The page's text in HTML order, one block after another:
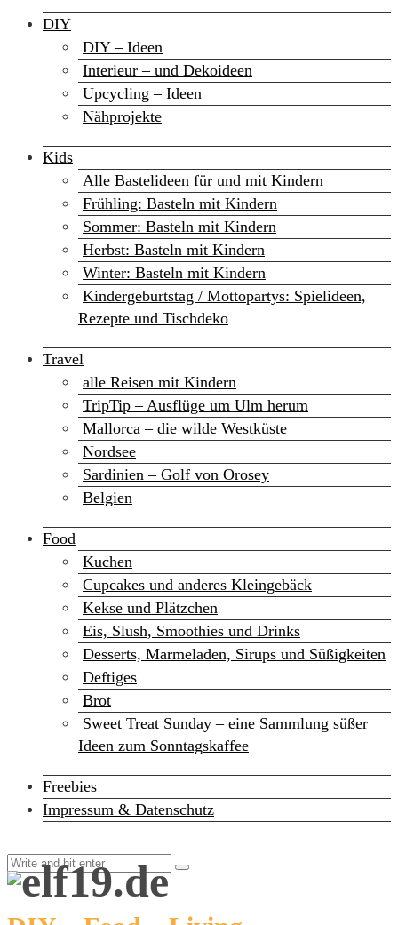
DIY
DIY – Ideen
Interieur – und Dekoideen
Upcycling – Ideen
Nähprojekte
Kids
Alle Bastelideen für und mit Kindern
Frühling: Basteln mit Kindern
Sommer: Basteln mit Kindern
Herbst: Basteln mit Kindern
Winter: Basteln mit Kindern
Kindergeburtstag / Mottopartys: Spielideen,
Rezepte und Tischdeko
Travel
alle Reisen mit Kindern
TripTip – Ausflüge um Ulm herum
Mallorca – die wilde Westküste
Nordsee
Sardinien – Golf von Orosey
Belgien
Food
Kuchen
Cupcakes und anderes Kleingebäck
Kekse und Plätzchen
Eis, Slush, Smoothies und Drinks
Desserts, Marmeladen, Sirups und Süßigkeiten
Deftiges
Brot
Sweet Treat Sunday – eine Sammlung süßer
Ideen zum Sonntagskaffee
Freebies
Impressum & Datenschutz